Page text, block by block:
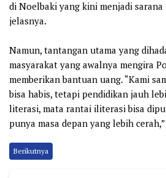
di Noelbaki yang kini menjadi sarana
jelasnya.
Namun, tantangan utama yang
masyarakat yang awalnya mengira
memberikan bantuan uang. “Kami
bisa habis, tetapi pendidikan jauh
literasi, mata rantai iliterasi bisa
punya masa depan yang lebih
Berikutnya